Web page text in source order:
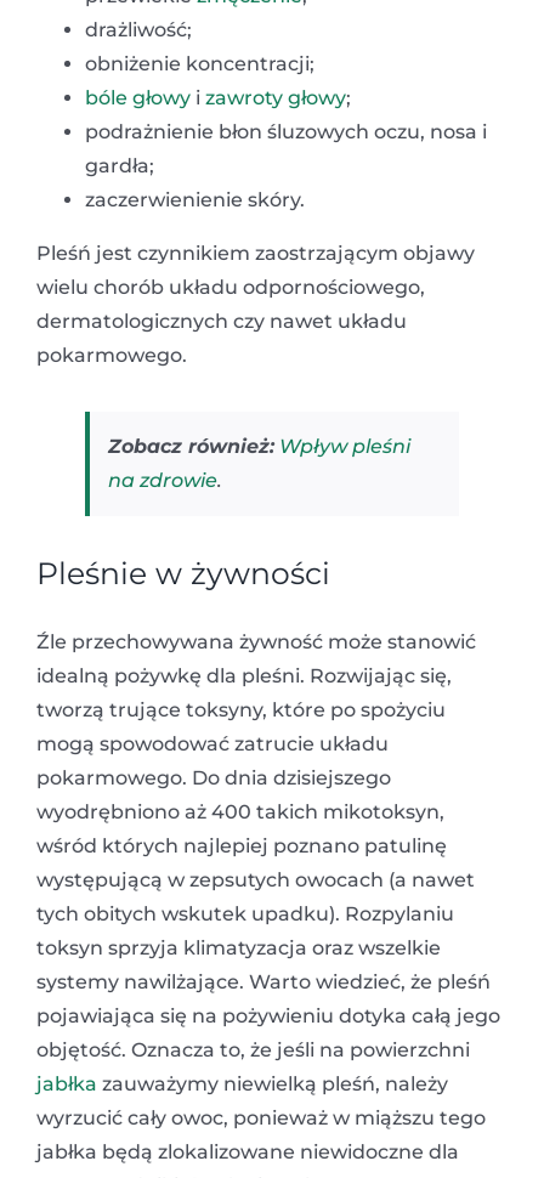
drażliwość;
obniżenie koncentracji;
bóle głowy i zawroty głowy;
podrażnienie błon śluzowych oczu, nosa i
gardła;
zaczerwienienie skóry.
Pleśń jest czynnikiem zaostrzającym objawy
wielu chorób układu odpornościowego,
dermatologicznych czy nawet układu
pokarmowego.
Zobacz również: Wpływ pleśni
na zdrowie.
Pleśnie w żywności
Źle przechowywana żywność może stanowić
idealną pożywkę dla pleśni. Rozwijając się,
tworzą trujące toksyny, które po spożyciu
mogą spowodować zatrucie układu
pokarmowego. Do dnia dzisiejszego
wyodrębniono aż 400 takich mikotoksyn,
wśród których najlepiej poznano patulinę
występującą w zepsutych owocach (a nawet
tych obitych wskutek upadku). Rozpylaniu
toksyn sprzyja klimatyzacja oraz wszelkie
systemy nawilżające. Warto wiedzieć, że pleśń
pojawiająca się na pożywieniu dotyka całą jego
objętość. Oznacza to, że jeśli na powierzchni
jabłka zauważymy niewielką pleśń, należy
wyrzucić cały owoc, ponieważ w miąższu tego
jabłka będą zlokalizowane niewidoczne dla